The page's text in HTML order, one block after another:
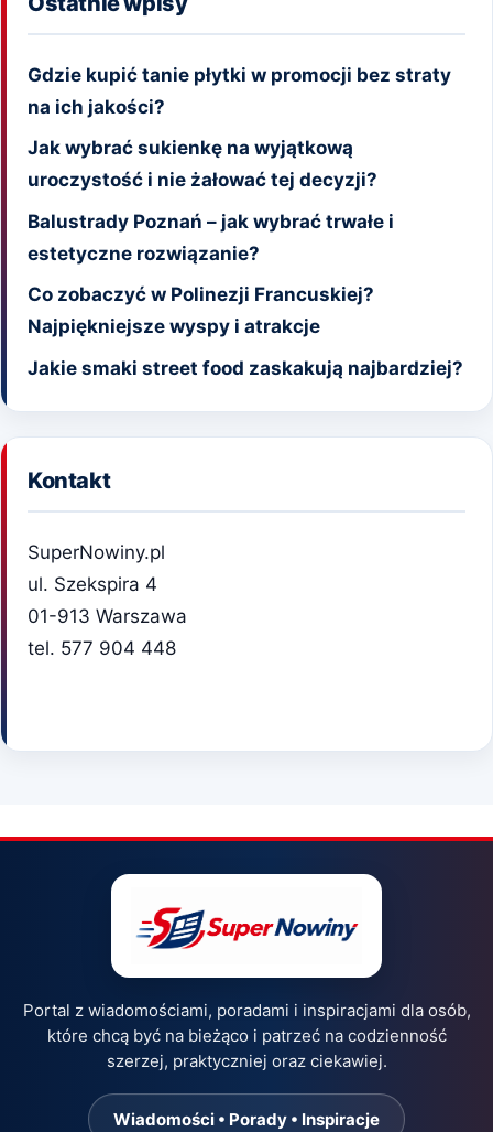
Gdzie kupić tanie płytki w promocji bez straty
na ich jakości?
Jak wybrać sukienkę na wyjątkową
uroczystość i nie żałować tej decyzji?
Balustrady Poznań – jak wybrać trwałe i
estetyczne rozwiązanie?
Co zobaczyć w Polinezji Francuskiej?
Najpiękniejsze wyspy i atrakcje
Jakie smaki street food zaskakują najbardziej?
Kontakt
SuperNowiny.pl
ul. Szekspira 4
01-913 Warszawa
tel. 577 904 448
Portal z wiadomościami, poradami i inspiracjami dla osób,
które chcą być na bieżąco i patrzeć na codzienność
szerzej, praktyczniej oraz ciekawiej.
Wiadomości • Porady • Inspiracje